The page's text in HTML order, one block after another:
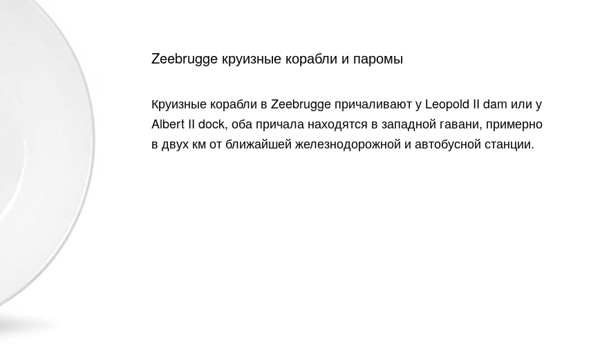
Zeebrugge круизные корабли и паромы
Круизные корабли в Zeebrugge причаливают у Leopold II dam или у
Albert II dock, оба причала находятся в западной гавани, примерно
в двух км от ближайшей железнодорожной и автобусной станции.